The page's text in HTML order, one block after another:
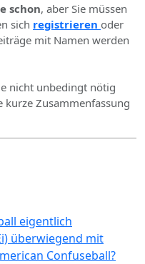
schon, aber Sie müssen
sich registrieren oder
mit Namen werden
nicht unbedingt nötig
kurze Zusammenfassung
eigentlich
überwiegend mit
Confuseball?